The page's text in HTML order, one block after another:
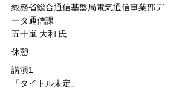
総務省総合通信基盤局電気通信事業部デ
ータ通信課
五十嵐 大和 氏
休憩
講演1
「タイトル未定」